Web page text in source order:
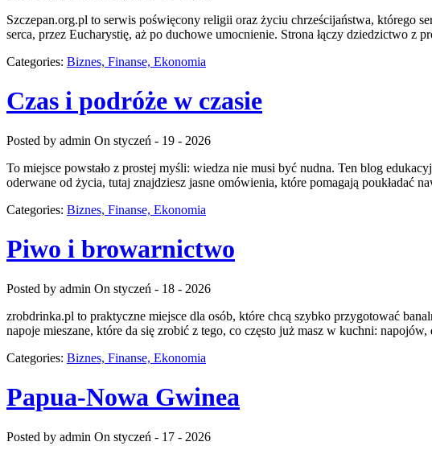
Szczepan.org.pl to serwis poświęcony religii oraz życiu chrześcijaństwa, którego
serca, przez Eucharystię, aż po duchowe umocnienie. Strona łączy dziedzictwo
Categories: Biznes, Finanse, Ekonomia
Czas i podróże w czasie
Posted by admin On styczeń - 19 - 2026
To miejsce powstało z prostej myśli: wiedza nie musi być nudna. Ten blog
oderwane od życia, tutaj znajdziesz jasne omówienia, które pomagają poukładać
Categories: Biznes, Finanse, Ekonomia
Piwo i browarnictwo
Posted by admin On styczeń - 18 - 2026
zrobdrinka.pl to praktyczne miejsce dla osób, które chcą szybko przygotować
napoje mieszane, które da się zrobić z tego, co często już masz w kuchni:
Categories: Biznes, Finanse, Ekonomia
Papua-Nowa Gwinea
Posted by admin On styczeń - 17 - 2026